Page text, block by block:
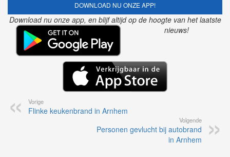
DOWNLOAD NU ONZE APP!
Download nu onze app, en blijf altijd op de hoogte van het laatste
nieuws!
Vorige
Flinke keukenbrand in Arnhem
Volgende
Personen gevlucht bij autobrand
in Arnhem